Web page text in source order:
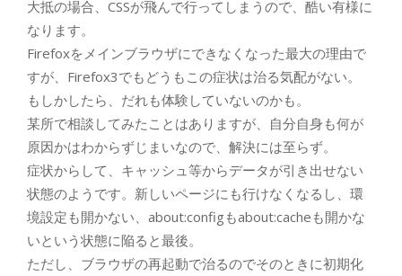
大抵の場合、CSSが飛んで行ってしまうので、酷い有様に
なります。
Firefoxをメインブラウザにできなくなった最大の理由で
すが、Firefox3でもどうもこの症状は治る気配がない。
もしかしたら、だれも体験していないのかも。
某所で相談してみたことはありますが、自分自身も何が
原因かはわからずじまいなので、解決には至らず。
症状からして、キャッシュ等からデータが引き出せない
状態のようです。新しいページにも行けなくなるし、環
境設定も開かない、about:configもabout:cacheも開かな
いという状態に陥ると最後。
ただし、ブラウザの再起動で治るのでそのときに初期化